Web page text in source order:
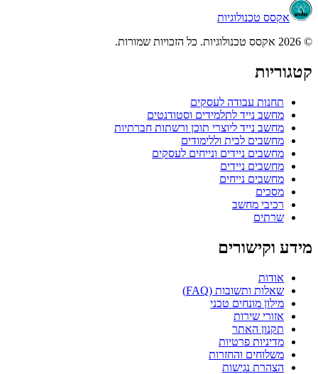
אקסס טכנולוגיות
© 2026 אקסס טכנולוגיות. כל הזכויות שמורות.
קטגוריות
תחנות עבודה לעסקים
מחשב נייד לתלמידים וסטודנטים
מחשב נייד ליוצרי תוכן ורשתות חברתיות
מחשבים לבית וללימודים
מחשבים ניידים ונייחים לעסקים
מחשבים ניידים
מחשבים נייחים
מסכים
רכיבי מחשב
שרתים
מידע וקישורים
אודות
שאלות ותשובות (FAQ)
מילון מונחים טכני
אזורי שירות
תקנון האתר
מדיניות פרטיות
משלוחים והחזרות
הצהרת נגישות